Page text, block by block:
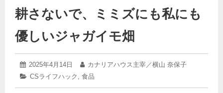
耕さないで、ミミズにも私にも
優しいジャガイモ畑
投
稿
2025年4月14日
2025
年
4
月
投
稿
カナリアハウス主宰／横山 奈保子
カ
CSライフハック , 食品